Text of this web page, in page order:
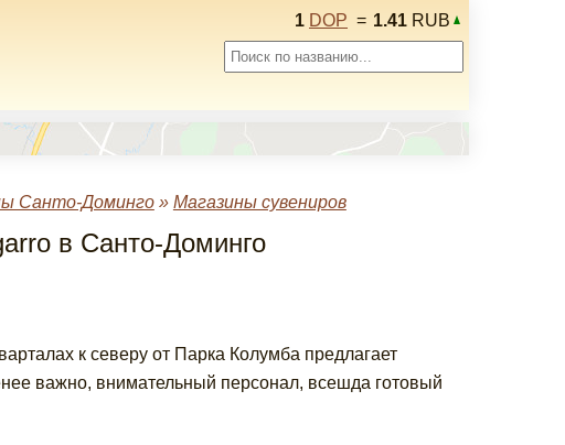
1 DOP = 1.41 RUB
Санто-Доминго» Магазины сувениров
в Санто-Доминго
к северу от Парка Колумба предлагает
важно, внимательный персонал, всешда готовый